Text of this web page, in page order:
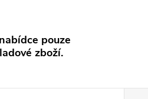
pouze
zboží.